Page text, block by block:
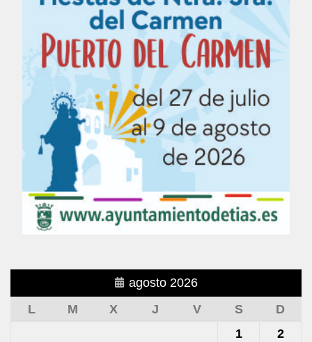
agosto 2026
L
M X J V S
D
1
2